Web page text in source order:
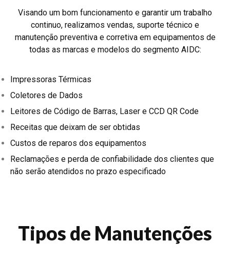
Visando um bom funcionamento e garantir um trabalho
continuo, realizamos vendas, suporte técnico e
manutenção preventiva e corretiva em equipamentos de
todas as marcas e modelos do segmento AIDC:
Impressoras Térmicas
Coletores de Dados
Leitores de Código de Barras, Laser e CCD QR Code
Receitas que deixam de ser obtidas
Custos de reparos dos equipamentos
Reclamações e perda de confiabilidade dos clientes que
não serão atendidos no prazo especificado
Tipos de Manutenções